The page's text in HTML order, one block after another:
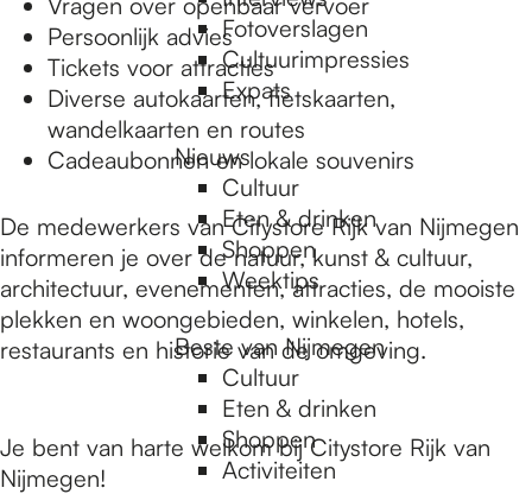
Fotoverslagen
Cultuurimpressies
Expats
Nieuws
Cultuur
Eten & drinken
Shoppen
Weektips
Beste van Nijmegen
Cultuur
Eten & drinken
Shoppen
Activiteiten
Persoonlijk advies
Tickets voor attracties
Diverse autokaarten, fietskaarten,
wandelkaarten en routes
Cadeaubonnen en lokale souvenirs
De medewerkers van Citystore Rijk van Nijmegen
informeren je over de natuur, kunst & cultuur,
architectuur, evenementen, attracties, de mooiste
plekken en woongebieden, winkelen, hotels,
restaurants en historie van de omgeving.
Je bent van harte welkom bij Citystore Rijk van
Nijmegen!